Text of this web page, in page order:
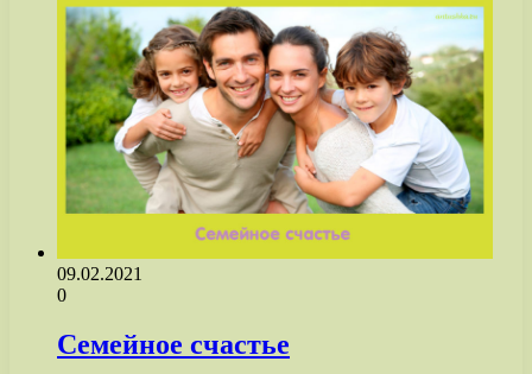
09.02.2021
0
Семейное счастье